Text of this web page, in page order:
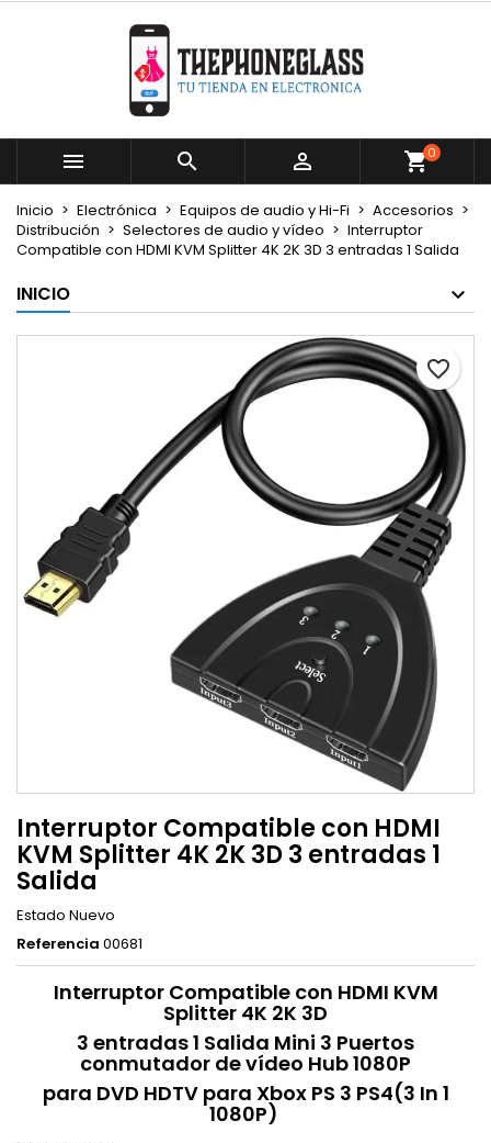
   0
Inicio Electrónica Equipos de audio y Hi-Fi
Accesorios
Distribución
Selectores de audio y vídeo
Interruptor
Compatible con HDMI KVM Splitter 4K 2K 3D 3 entradas 1 Salida
INICIO
Interruptor Compatible con HDMI
KVM Splitter 4K 2K 3D 3 entradas 1
Salida
Estado Nuevo
Referencia 00681
Interruptor Compatible con HDMI KVM
Splitter 4K 2K 3D
3 entradas 1 Salida Mini 3 Puertos
conmutador de vídeo Hub 1080P
para DVD HDTV para Xbox PS 3 PS4(3 In 1
1080P)
favorite_border
Mi lista de deseos
Crear nueva lista
Crear lista de deseos
Nombre de la lista de deseos
Cancelar Crear lista de deseos
Iniciar sesión
Debe iniciar sesión para guardar productos en su
lista de deseos.
Cancelar Iniciar sesión